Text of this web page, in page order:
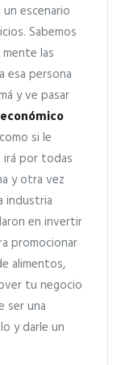
escenario
Sabemos
las
esa persona
y ve pasar
si le
irá por todas
y otra vez
industria
en invertir
promocionar
alimentos,
tu negocio
ser una
y darle un